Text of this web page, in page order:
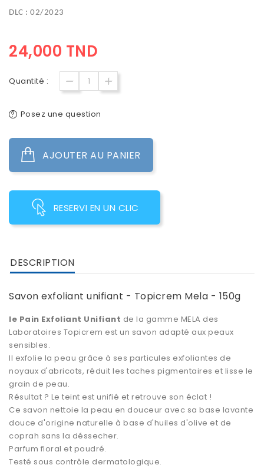
DLC : 02/2023
24,000 TND
Quantité :
Posez une question
AJOUTER AU PANIER
RESERVI EN UN CLIC
DESCRIPTION
Savon exfoliant unifiant - Topicrem Mela - 150g
le Pain Exfoliant Unifiant de la gamme MELA des
Laboratoires Topicrem est un savon adapté aux peaux
sensibles.
Il exfolie la peau grâce à ses particules exfoliantes de
noyaux d'abricots, réduit les taches pigmentaires et lisse le
grain de peau.
Résultat ? Le teint est unifié et retrouve son éclat !
Ce savon nettoie la peau en douceur avec sa base lavante
douce d'origine naturelle à base d'huiles d'olive et de
coprah sans la déssecher.
Parfum floral et poudré.
Testé sous contrôle dermatologique.